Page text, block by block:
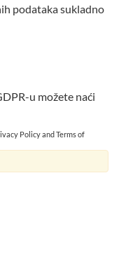
podataka sukladno
u možete naći
PolicyandTerms of